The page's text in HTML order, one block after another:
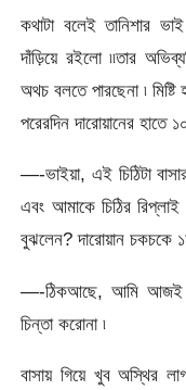
কথাটা বলেই তানিশার
দাঁড়িয়ে রইলো ৷৷তার
অথচ বলতে পারছেনা ৷
পরেরদিন দারোয়ানের হাতে
—-ভাইয়া, এই চিঠিটা
এবং আমাকে চিঠির
বুঝলেন? দারোয়ান চকচকে
—-ঠিকআছে, আমি আজই
চিন্তা করোনা ৷
বাসায় গিয়ে খুব অস্থির